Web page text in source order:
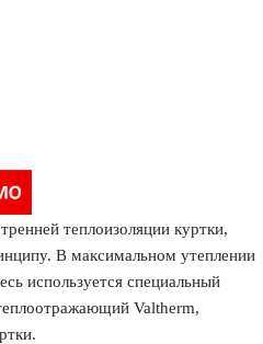
теплоизоляции куртки,
В максимальном утеплении
используется специальный
Valtherm,